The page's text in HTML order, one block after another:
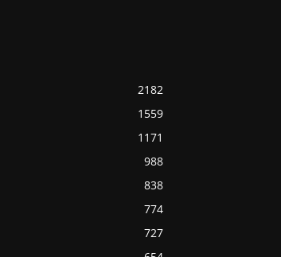
2182
1559
1171
988
838
774
727